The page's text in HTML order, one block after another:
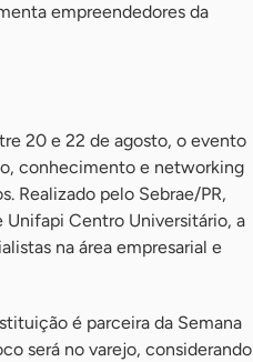
empreendedores da
20 e 22 de agosto, o evento
conhecimento e networking
Realizado pelo Sebrae/PR,
Unifapi Centro Universitário, a
na área empresarial e
é parceira da Semana
será no varejo, considerando